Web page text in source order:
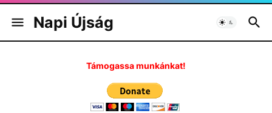
Napi Újság
Támogassa munkánkat!